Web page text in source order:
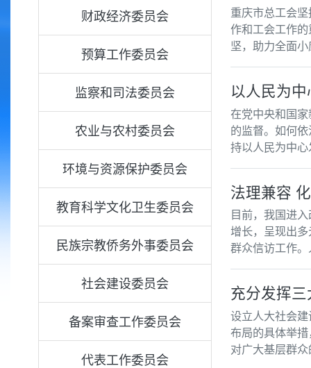
财政经济委员会
预算工作委员会
监察和司法委员会
农业与农村委员会
环境与资源保护委员会
教育科学文化卫生委员会
民族宗教侨务外事委员会
社会建设委员会
备案审查工作委员会
代表工作委员会
重庆市总工会
作和工会工作
坚，助力全面
以人民为
在党中央和国
的监督。如何
持以人民为中
法理兼容
目前，我国进
增长，呈现出
群众信访工作
充分发挥
设立人大社会
布局的具体举
对广大基层群